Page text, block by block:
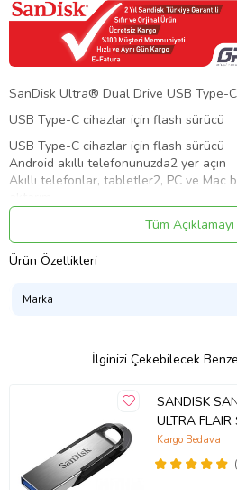
SanDisk Ultra® Dual Drive USB Type-C
USB Type-C cihazlar için flash sürücü
USB Type-C cihazlar için flash sürücü
Android akıllı telefonunuzda2 yer açın
Akıllı telefonlar, tabletler2, PC ve Mac
USB Type-C bağlayıcı ve geleneksel
150MB/saniyeye1 (32GB-256GB) varan
performansı
130MB/saniyeye1 (16GB) varan yüksek
uygulaması3
Akıllı telefonunuzda2 yer açın veya
150MB/saniyeye1 (32GB-256GB) varan
geleneksel bir USB bağlayıcısı olan
USB Type-C akıllı telefonlar, tabletler
kolayca dosya aktarmanızı sağlar.
mevcuttur)3 için SanDisk® Memory Zone
belleğini ve içeriğinizi yönetmeye
Tüm
Ürün Özellikleri
Marka
İlginizi Çekebilecek
SANDISK
ULTRA FLAIR SDCZ73-128G-G46
METAL KASA
Kargo Bedava